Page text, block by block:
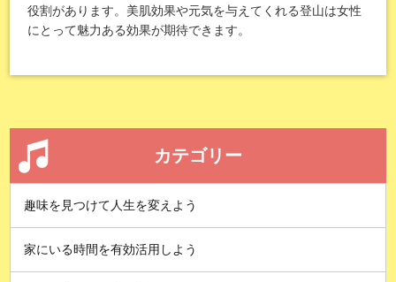
役割があります。美肌効果や元気を与えてくれる登山は女性
にとって魅力ある効果が期待できます。
カテゴリー
趣味を見つけて人生を変えよう
家にいる時間を有効活用しよう